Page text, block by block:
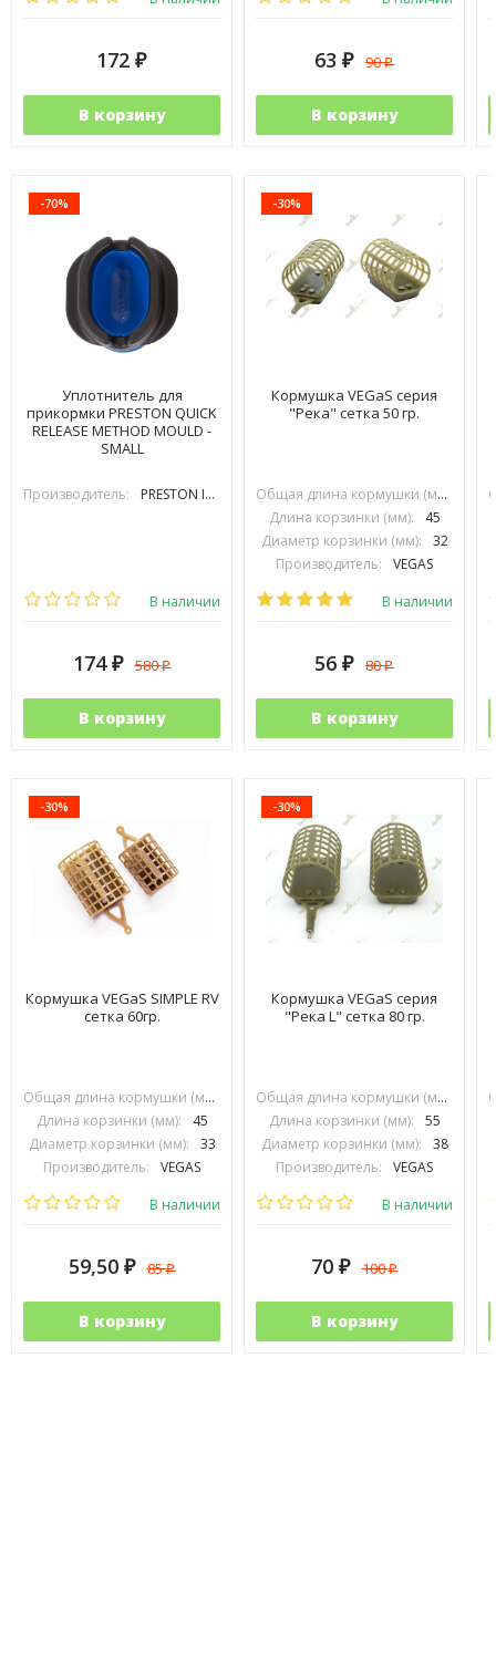
172 ₽
В корзину
63 ₽ 90₽
В корзину
-70%
Уплотнитель для
прикормки PRESTON QUICK
RELEASE METHOD MOULD -
SMALL
Производитель: PRESTON INOVATIONS
В наличии
174 ₽ 580₽
В корзину
-30%
Кормушка VEGaS серия
"Река" сетка 50 гр.
Общая длина кормушки (мм):
Длина корзинки (мм):
45
Диаметр корзинки (мм):
32
Производитель:
VEGAS
В наличии
56 ₽ 80₽
В корзину
-30%
Кормушка VEGaS SIMPLE RV
сетка 60гр.
Общая длина кормушки (мм):
Длина корзинки (мм):
45
Диаметр корзинки (мм):
33
Производитель:
VEGAS
В наличии
59,50 ₽ 85₽
В корзину
-30%
Кормушка VEGaS серия
"Река L" сетка 80 гр.
Общая длина кормушки (мм):
Длина корзинки (мм):
55
Диаметр корзинки (мм):
38
Производитель:
VEGAS
В наличии
70 ₽ 100₽
В корзину